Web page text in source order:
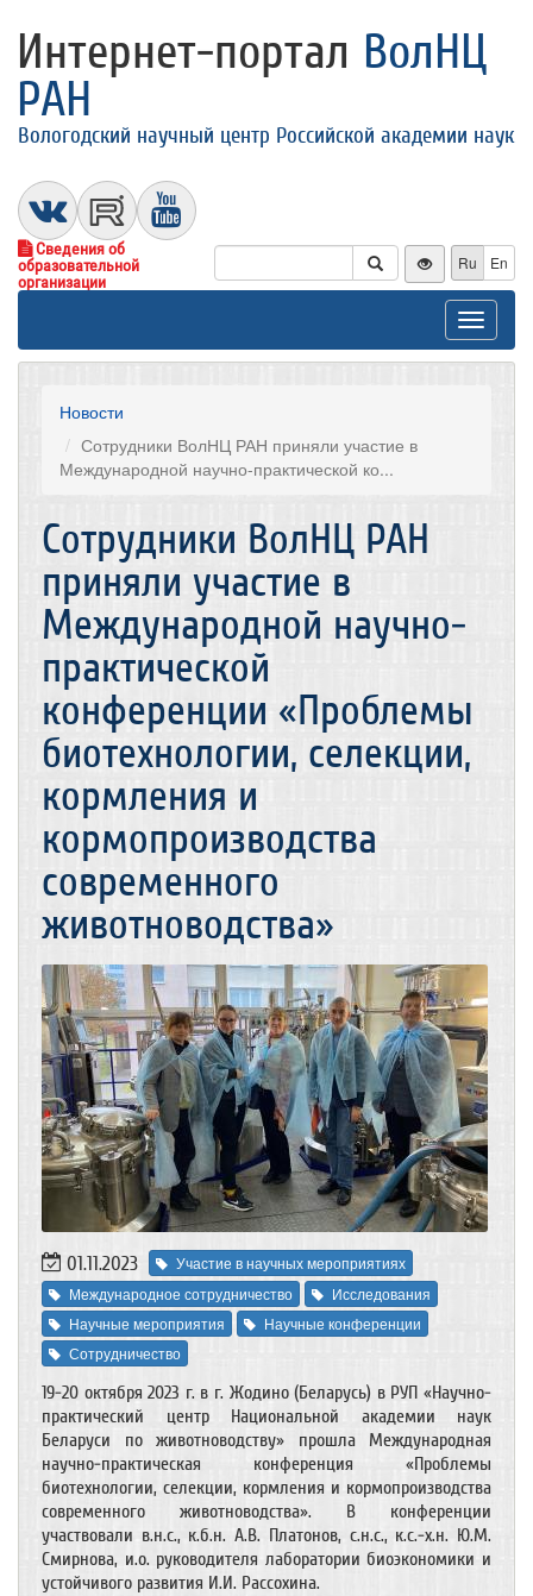
Интернет-портал ВолНЦ
РАН
Вологодский научный центр Российской академии наук
Сведения об
образовательной
организации
Ru En
Toggle
Новости
Сотрудники ВолНЦ РАН приняли участие в
Международной научно-практической ко...
Сотрудники ВолНЦ РАН
приняли участие в
Международной научно-
практической
конференции «Проблемы
биотехнологии, селекции,
кормления и
кормопроизводства
современного
животноводства»
01.11.2023
Участие в научных мероприятиях
Международное сотрудничество
Исследования
Научные мероприятия
Научные конференции
Сотрудничество
19-20 октября 2023 г. в г. Жодино (Беларусь) в РУП «Научно-
практический центр Национальной академии наук
Беларуси по животноводству» прошла Международная
научно-практическая конференция «Проблемы
биотехнологии, селекции, кормления и кормопроизводства
современного животноводства». В конференции
участвовали в.н.с., к.б.н. А.В. Платонов, с.н.с., к.с.-х.н. Ю.М.
Смирнова, и.о. руководителя лаборатории биоэкономики и
устойчивого развития И.И. Рассохина.